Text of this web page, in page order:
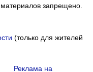
запрещено.
(только для жителей
Реклама на